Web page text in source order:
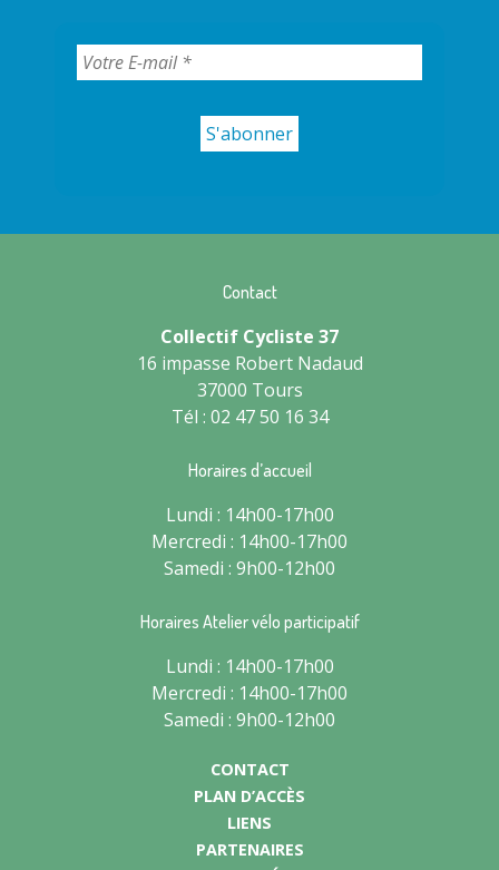
Contact
Collectif Cycliste 37
16 impasse Robert Nadaud
37000 Tours
Tél : 02 47 50 16 34
Horaires d’accueil
Lundi : 14h00-17h00
Mercredi : 14h00-17h00
Samedi : 9h00-12h00
Horaires Atelier vélo participatif
Lundi : 14h00-17h00
Mercredi : 14h00-17h00
Samedi : 9h00-12h00
CONTACT
PLAN D’ACCÈS
LIENS
PARTENAIRES